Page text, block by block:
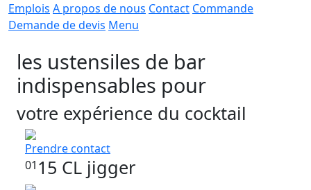
Emplois A propos de nous Contact Commande
Demande de devis Menu
les ustensiles de bar
indispensables pour
votre expérience du cocktail
Prendre contact
01 15 CL jigger